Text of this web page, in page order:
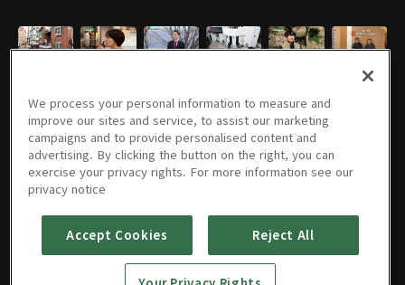
350회
349회
03/31/2026 • 48분
348회 347회 346회 345회 344회
We process your personal information to measure and
improve our sites and service, to assist our marketing
campaigns and to provide personalised content and
advertising. By clicking the button on the right, you can
exercise your privacy rights. For more information see our
privacy notice
Accept Cookies Reject All